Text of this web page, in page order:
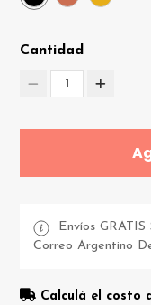
Cantidad
1
Envíos
Correo Argentino
Calculá el costo